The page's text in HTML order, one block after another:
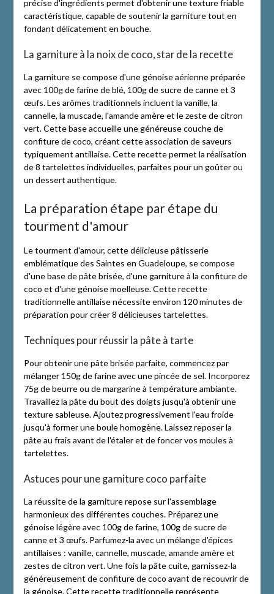
précise d'ingrédients permet d'obtenir une texture friable
caractéristique, capable de soutenir la garniture tout en
fondant délicatement en bouche.
La garniture à la noix de coco, star de la recette
La garniture se compose d'une génoise aérienne préparée
avec 100g de farine de blé, 100g de sucre de canne et 3
œufs. Les arômes traditionnels incluent la vanille, la
cannelle, la muscade, l'amande amère et le zeste de citron
vert. Cette base accueille une généreuse couche de
confiture de coco, créant cette association de saveurs
typiquement antillaise. Cette recette permet la réalisation
de 8 tartelettes individuelles, parfaites pour un goûter ou
un dessert authentique.
La préparation étape par étape du
tourment d'amour
Le tourment d'amour, cette délicieuse pâtisserie
emblématique des Saintes en Guadeloupe, se compose
d'une base de pâte brisée, d'une garniture à la confiture de
coco et d'une génoise moelleuse. Cette recette
traditionnelle antillaise nécessite environ 120 minutes de
préparation pour créer 8 délicieuses tartelettes.
Techniques pour réussir la pâte à tarte
Pour obtenir une pâte brisée parfaite, commencez par
mélanger 150g de farine avec une pincée de sel. Incorporez
75g de beurre ou de margarine à température ambiante.
Travaillez la pâte du bout des doigts jusqu'à obtenir une
texture sableuse. Ajoutez progressivement l'eau froide
jusqu'à former une boule homogène. Laissez reposer la
pâte au frais avant de l'étaler et de foncer vos moules à
tartelettes.
Astuces pour une garniture coco parfaite
La réussite de la garniture repose sur l'assemblage
harmonieux des différentes couches. Préparez une
génoise légère avec 100g de farine, 100g de sucre de
canne et 3 œufs. Parfumez-la avec un mélange d'épices
antillaises : vanille, cannelle, muscade, amande amère et
zestes de citron vert. Une fois la pâte cuite, garnissez-la
généreusement de confiture de coco avant de recouvrir de
la génoise. Cette recette traditionnelle représente